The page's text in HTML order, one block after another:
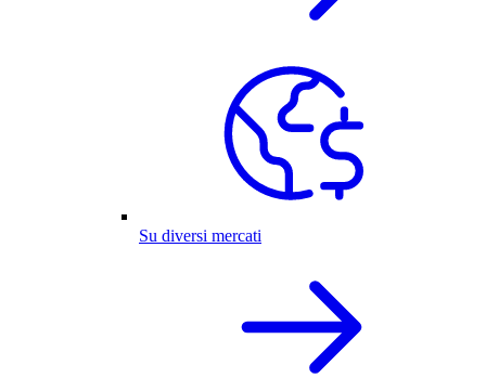
Su diversi mercati